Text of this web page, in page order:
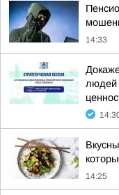
14:33
людей
14:25